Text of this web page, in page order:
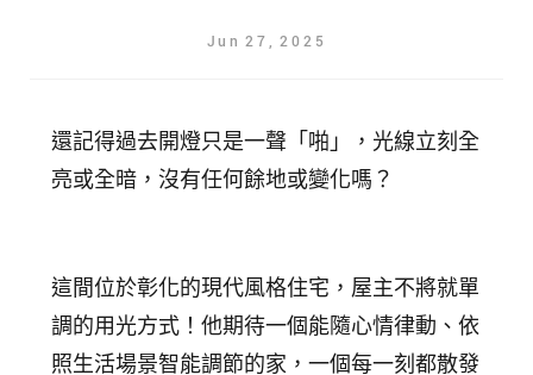
Jun 27 2025
還記得過去開燈只是一聲「啪」，光線立刻全
亮或全暗，沒有任何餘地或變化嗎？
這間位於彰化的現代風格住宅，屋主不將就單
調的用光方式！他期待一個能隨心情律動、依
照生活場景智能調節的家，一個每一刻都散發
建立新帳號
會員資料管理
查看我的最愛